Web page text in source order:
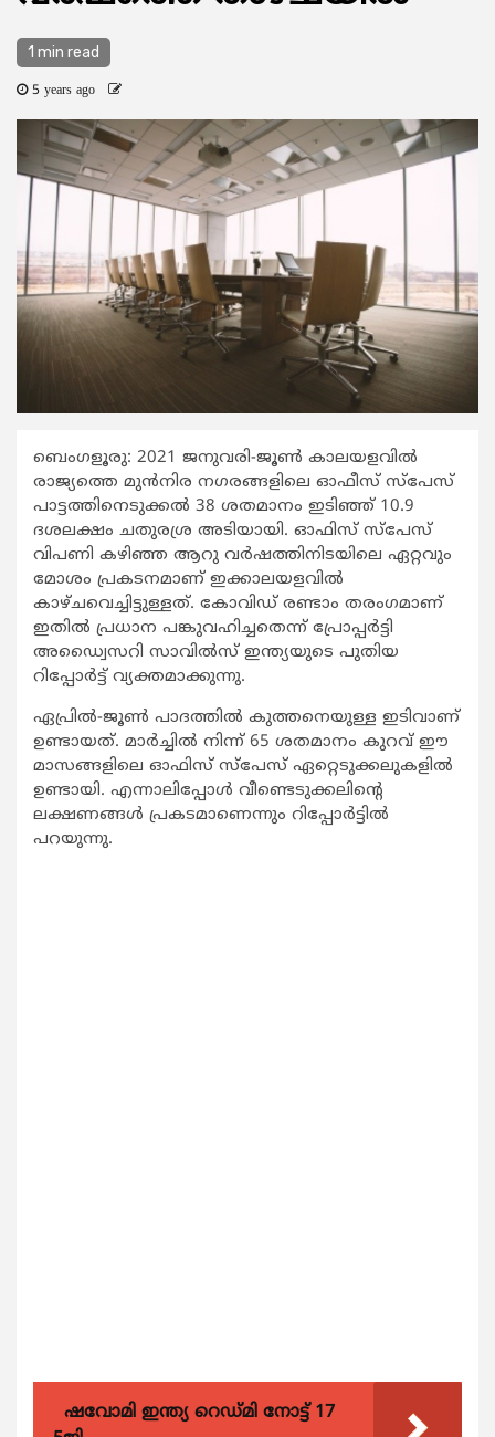
1 min read
5 years ago
ബെംഗളൂരു: 2021 ജനുവരി-ജൂണ്‍ കാലയളവില്‍
രാജ്യത്തെ മുന്‍നിര നഗരങ്ങളിലെ ഓഫീസ് സ്പേസ്
പാട്ടത്തിനെടുക്കല്‍ 38 ശതമാനം ഇടിഞ്ഞ് 10.9
ദശലക്ഷം ചതുരശ്ര അടിയായി. ഓഫിസ് സ്പേസ്
വിപണി കഴിഞ്ഞ ആറു വര്‍ഷത്തിനിടയിലെ ഏറ്റവും
മോശം പ്രകടനമാണ് ഇക്കാലയളവില്‍
കാഴ്ചവെച്ചിട്ടുള്ളത്. കോവിഡ് രണ്ടാം തരംഗമാണ്
ഇതില്‍ പ്രധാന പങ്കുവഹിച്ചതെന്ന് പ്രോപ്പര്‍ട്ടി
അഡ്വൈസറി സാവില്‍സ് ഇന്ത്യയുടെ പുതിയ
റിപ്പോര്‍ട്ട് വ്യക്തമാക്കുന്നു.
ഏപ്രില്‍-ജൂണ്‍ പാദത്തില്‍ കുത്തനെയുള്ള ഇടിവാണ്
ഉണ്ടായത്. മാര്‍ച്ചില്‍ നിന്ന് 65 ശതമാനം കുറവ് ഈ
മാസങ്ങളിലെ ഓഫിസ് സ്പേസ് ഏറ്റെടുക്കലുകളില്‍
ഉണ്ടായി. എന്നാലിപ്പോള്‍ വീണ്ടെടുക്കലിന്‍റെ
ലക്ഷണങ്ങള്‍ പ്രകടമാണെന്നും റിപ്പോര്‍ട്ടില്‍
പറയുന്നു.
ഷവോമി ഇന്ത്യ റെഡ്മി നോട്ട് 17